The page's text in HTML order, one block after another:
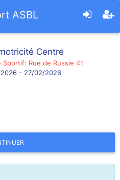
ASBL
Centre
Sportif: Rue de Russie 41
- 27/02/2026